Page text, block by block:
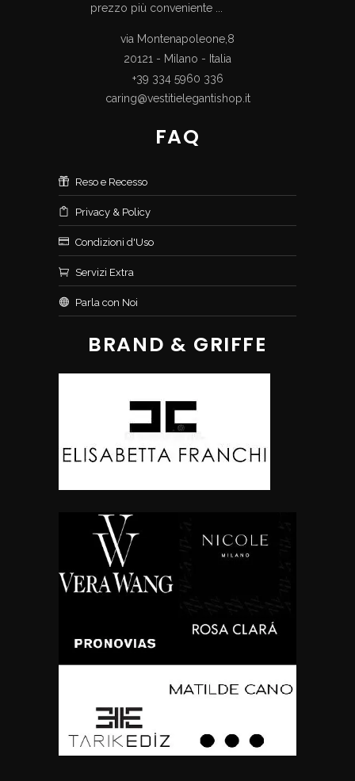
prezzo più conveniente ...
via Montenapoleone,8
20121 - Milano - Italia
+39 334 5960 336
caring@vestitielegantishop.it
FAQ
Reso e Recesso
Privacy & Policy
Condizioni d'Uso
Servizi Extra
Parla con Noi
BRAND & GRIFFE